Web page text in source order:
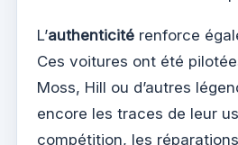
L’authenticité renforce
Ces voitures ont été
Moss, Hill ou d’autres
encore les traces de leur
compétition, les